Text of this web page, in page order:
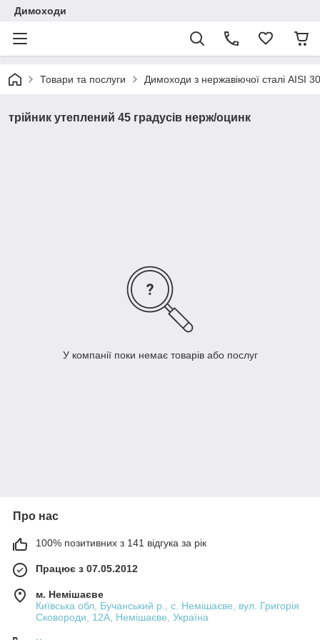
Димоходи
Товари та послуги Димоходи з нержавіючої сталі
трійник утеплений 45 градусів нерж/оцинк
У компанії поки немає товарів або послуг
Про нас
100% позитивних з 141 відгука за рік
Працює з 07.05.2012
м. Немішаєве
Київська обл, Бучанський р., с. Немішаєве, вул. Григорія
Сковороди, 12А, Немішаєве, Україна